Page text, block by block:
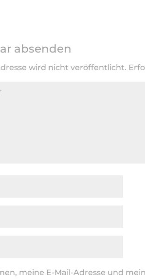
absenden
wird nicht veröffentlicht.
meine E-Mail-Adresse und